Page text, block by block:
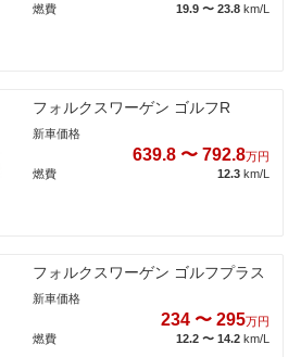
燃費
19.9 〜 23.8 km/L
フォルクスワーゲン ゴルフR
新車価格
639.8 〜 792.8万円
燃費
12.3 km/L
フォルクスワーゲン ゴルフプラス
新車価格
234 〜 295万円
燃費
12.2 〜 14.2 km/L